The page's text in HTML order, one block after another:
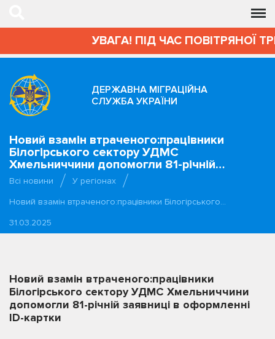
УВАГА! ПІД ЧАС ПОВІТРЯНОЇ
ДЕРЖАВНА МІГРАЦІЙНА
СЛУЖБА УКРАЇНИ
Новий взамін втраченого:працівники
Білогірського сектору УДМС
Хмельниччини допомогли 81-річній…
Всі новини
У регіонах
Новий взамін втраченого:працівники Білогірського…
31.03.2025
Новий взамін втраченого:працівники
Білогірського сектору УДМС Хмельниччини
допомогли 81-річній заявниці в оформленні
ID-картки